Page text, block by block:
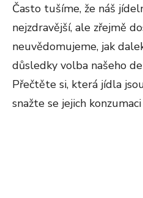
Často tušíme, že náš
nejzdravější, ale zřejmě
neuvědomujeme, jak
důsledky volba našeho
Přečtěte si, která jídla
snažte se jejich